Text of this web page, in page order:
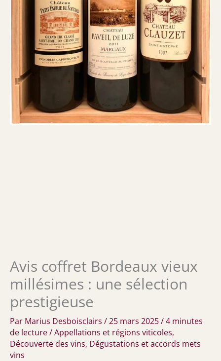
Avis coffret Bordeaux vieux
millésimes : une sélection
prestigieuse
Par Marius Desboisclairs /25 mars 2025/4 minutes
de lecture/Appellations et régions viticoles,
Découverte des vins, Dégustations et accords mets
vins